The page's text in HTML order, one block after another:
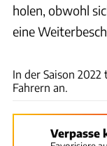
holen, obwohl
eine
In der Saison
Fahrern an.
Verpasse